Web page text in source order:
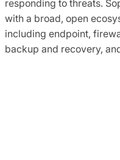
responding to threats.
with a broad, open
including endpoint,
backup and recovery,